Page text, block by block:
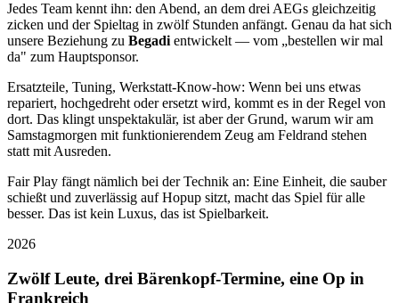
Jedes Team kennt ihn: den Abend, an dem drei AEGs gleichzeitig
zicken und der Spieltag in zwölf Stunden anfängt. Genau da hat sich
unsere Beziehung zu Begadientwickelt — vom „bestellen wir mal
da" zum Hauptsponsor.
Ersatzteile, Tuning, Werkstatt-Know-how: Wenn bei uns etwas
repariert, hochgedreht oder ersetzt wird, kommt es in der Regel von
dort. Das klingt unspektakulär, ist aber der Grund, warum wir am
Samstagmorgen mit funktionierendem Zeug am Feldrand stehen
statt mit Ausreden.
Fair Play fängt nämlich bei der Technik an: Eine Einheit, die sauber
schießt und zuverlässig auf Hopup sitzt, macht das Spiel für alle
besser. Das ist kein Luxus, das ist Spielbarkeit.
2026
Zwölf Leute, drei Bärenkopf-Termine, eine Op in
Frankreich